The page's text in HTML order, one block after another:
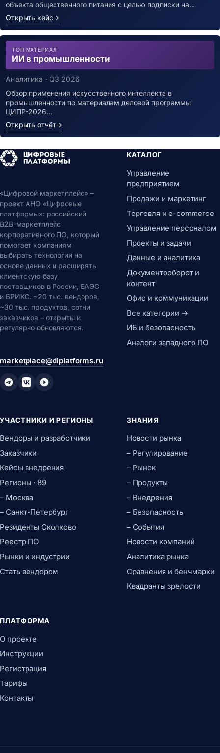
объекта общественного питания с целью подписки на…
Открыть кейс→
ТОП МАТЕРИАЛ
ИИ в промышленности
Аналитика · Q3 2026
Обзор применения искусственного интеллекта в
промышленности по материалам деловой программы
ЦИПР-2026…
Открыть отчёт→
«Цифровой маркетплейс» –
проект АНО «Цифровые
платформы»: российский
B2B-маркетплейс
корпоративного ПО, который
помогает компаниям
выбирать технологии на
основе данных и расширять
клиентскую базу
поставщиков в России, ЕАЭС
и БРИКС. ~20 тыс. вендоров,
~30 тыс. продуктов, сотни
заказчиков – открыты и
регулярно обновляются.
marketplace@diplatforms.ru
КАТАЛОГ
Управление
предприятием
Продажи и маркетинг
Торговля и e-commerce
Управление персоналом
Проекты и задачи
Данные и аналитика
Документооборот и
контент
Офис и коммуникации
Все категории →
ИБ и безопасность
Аналоги западного ПО
УЧАСТНИКИ И РЕГИОНЫ
Вендоры и разработчики
Заказчики
Кейсы внедрения
Регионы · 89
– Москва
– Санкт-Петербург
Резиденты Сколково
Реестр ПО
Рынки и индустрии
Стать вендором
ЗНАНИЯ
Новости рынка
– Регулирование
– Рынок
– Продукты
– Внедрения
– Безопасность
– События
Новости компаний
Аналитика рынка
Сравнения и бенчмарки
Квадранты зрелости
ПЛАТФОРМА
О проекте
Инструкции
Регистрация
Тарифы
Контакты